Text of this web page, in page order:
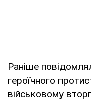
Раніше
героїчного
військовому